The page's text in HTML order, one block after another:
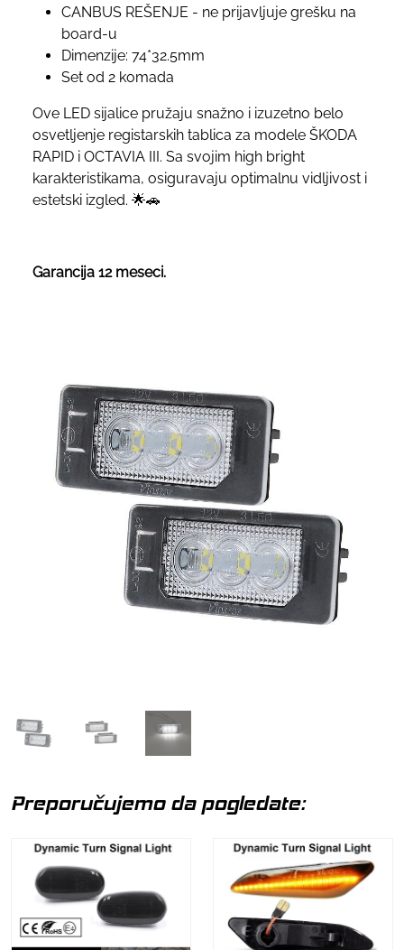
CANBUS REŠENJE - ne prijavljuje grešku na
board-u
Dimenzije: 74*32.5mm
Set od 2 komada
Ove LED sijalice pružaju snažno i izuzetno belo
osvetljenje registarskih tablica za modele ŠKODA
RAPID i OCTAVIA III. Sa svojim high bright
karakteristikama, osiguravaju optimalnu vidljivost i
estetski izgled. 🌟🚗
Garancija 12 meseci.
Preporučujemo da pogledate: